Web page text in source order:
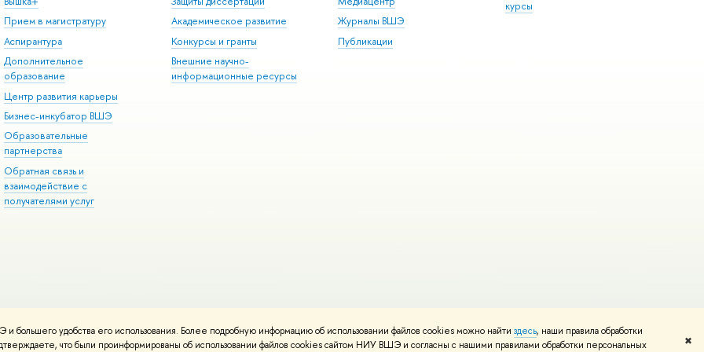
удобства его использования. Более подробную информацию об использовании файлов cookies можно найти здесь, наши правила обработки
что были проинформированы об использовании файлов cookies сайтом НИУ ВШЭ и согласны с нашими правилами обработки персональных ✖
Прием в магистратуру
Аспирантура
Дополнительное
образование
Центр развития карьеры
Бизнес-инкубатор ВШЭ
Образовательные
партнерства
Обратная связь и
взаимодействие с
получателями услуг
Академическое развитие
Конкурсы и гранты
Внешние научно-
информационные ресурсы
Журналы ВШЭ
Публикации
курсы
Редактору
Условия использования материалов Политика конфиденциальности Карта сайта
вШколе дизайна НИУ ВШЭ